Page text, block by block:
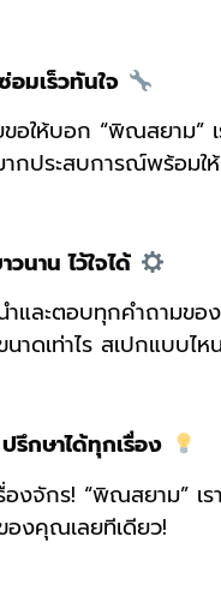
มเร็วทันใจ
ขอให้บอก “พิณสยาม
ากประสบการณ์พร้อม
นาน ไว้ใจได้
นำและตอบทุกคำถาม
นาดเท่าไร สเปกแบบ
รึกษาได้ทุกเรื่อง
องจักร! “พิณสยาม” เ
องคุณเลยทีเดียว!